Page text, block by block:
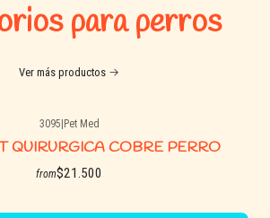
para perros
Ver más productos
3095 Pet Med
QUIRURGICA COBRE PERRO
from$21.500